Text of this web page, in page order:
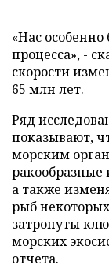
«Нас особенно
процесса», -
скорости
65 млн лет.
Ряд
показывают,
морским
ракообразные
а также
рыб
затронуты
морских
отчета.